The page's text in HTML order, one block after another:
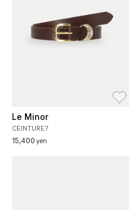
Le Minor
CEINTURE7
15,400 yen